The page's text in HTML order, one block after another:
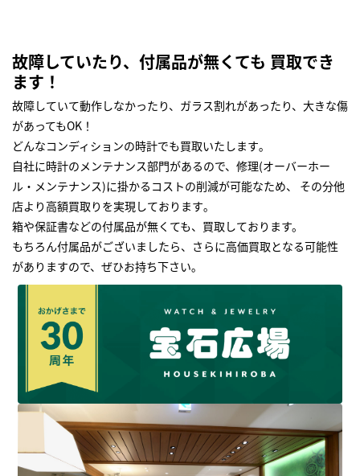
故障していたり、付属品が無くても 買取でき
ます！
故障していて動作しなかったり、ガラス割れがあったり、大きな傷
があってもOK！
どんなコンディションの時計でも買取いたします｡
自社に時計のメンテナンス部門があるので、修理(オーバーホー
ル・メンテナンス)に掛かるコストの削減が可能なため、 その分他
店より高額買取りを実現しております｡
箱や保証書などの付属品が無くても、買取しております。
もちろん付属品がございましたら、さらに高価買取となる可能性
がありますので、ぜひお持ち下さい｡